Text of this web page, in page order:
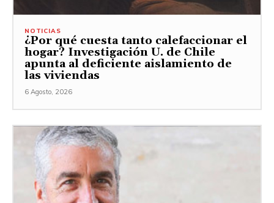
NOTICIAS
¿Por qué cuesta tanto calefaccionar el
hogar? Investigación U. de Chile
apunta al deficiente aislamiento de
las viviendas
6 Agosto, 2026